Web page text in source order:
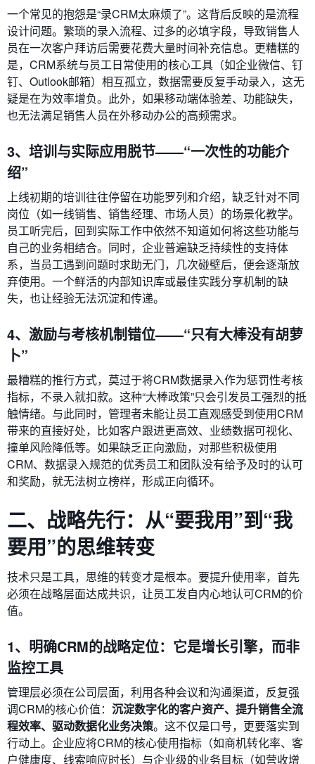
一个常见的抱怨是“录CRM太麻烦了”。这背后反映的是流程
设计问题。繁琐的录入流程、过多的必填字段，导致销售人
员在一次客户拜访后需要花费大量时间补充信息。更糟糕的
是，CRM系统与员工日常使用的核心工具（如企业微信、钉
钉、Outlook邮箱）相互孤立，数据需要反复手动录入，这无
疑是在为效率增负。此外，如果移动端体验差、功能缺失，
也无法满足销售人员在外移动办公的高频需求。
3、培训与实际应用脱节——“一次性的功能介
绍”
上线初期的培训往往停留在功能罗列和介绍，缺乏针对不同
岗位（如一线销售、销售经理、市场人员）的场景化教学。
员工听完后，回到实际工作中依然不知道如何将这些功能与
自己的业务相结合。同时，企业普遍缺乏持续性的支持体
系，当员工遇到问题时求助无门，几次碰壁后，便会逐渐放
弃使用。一个鲜活的内部知识库或最佳实践分享机制的缺
失，也让经验无法沉淀和传递。
4、激励与考核机制错位——“只有大棒没有胡萝
卜”
最糟糕的推行方式，莫过于将CRM数据录入作为惩罚性考核
指标，不录入就扣款。这种“大棒政策”只会引发员工强烈的抵
触情绪。与此同时，管理者未能让员工直观感受到使用CRM
带来的直接好处，比如客户跟进更高效、业绩数据可视化、
撞单风险降低等。如果缺乏正向激励，对那些积极使用
CRM、数据录入规范的优秀员工和团队没有给予及时的认可
和奖励，就无法树立榜样，形成正向循环。
二、战略先行：从“要我用”到“我
要用”的思维转变
技术只是工具，思维的转变才是根本。要提升使用率，首先
必须在战略层面达成共识，让员工发自内心地认可CRM的价
值。
1、明确CRM的战略定位：它是增长引擎，而非
监控工具
管理层必须在公司层面，利用各种会议和沟通渠道，反复强
调CRM的核心价值： 沉淀数字化的客户资产、提升销售全流
程效率、驱动数据化业务决策。这不仅是口号，更要落实到
行动上。企业应将CRM的核心使用指标（如商机转化率、客
户健康度、线索响应时长）与企业级的业务目标（如营收增